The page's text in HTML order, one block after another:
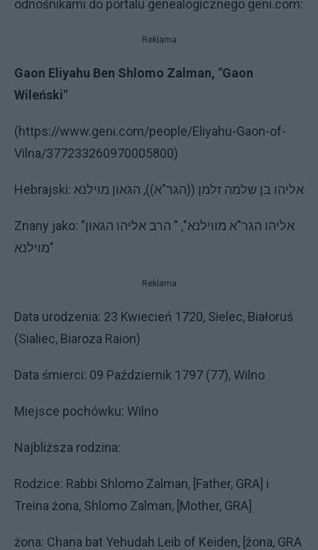
odnośnikami do portalu genealogicznego geni.com:
Reklama
Gaon Eliyahu Ben Shlomo Zalman, "Gaon
Wileński"
(https://www.geni.com/people/Eliyahu-Gaon-of-
Vilna/377233260970005800)
Hebrajski: אליהו בן שלמה זלמן ((הגר"א)), הגאון מוילנא
Znany jako: "אליהו הגר"א מווילנא", " הרב אליהו הגאון
מוילנא"
Reklama
Data urodzenia: 23 Kwiecień 1720, Sielec, Białoruś
(Sialiec, Biaroza Raion)
Data śmierci: 09 Październik 1797 (77), Wilno
Miejsce pochówku: Wilno
Najbliższa rodzina:
Rodzice: Rabbi Shlomo Zalman, [Father, GRA] i
Treina żona, Shlomo Zalman, [Mother, GRA]
żona: Chana bat Yehudah Leib of Keiden, [żona, GRA